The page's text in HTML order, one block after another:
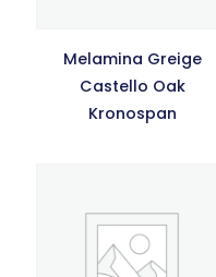
Melamina Greige
Castello Oak
Kronospan